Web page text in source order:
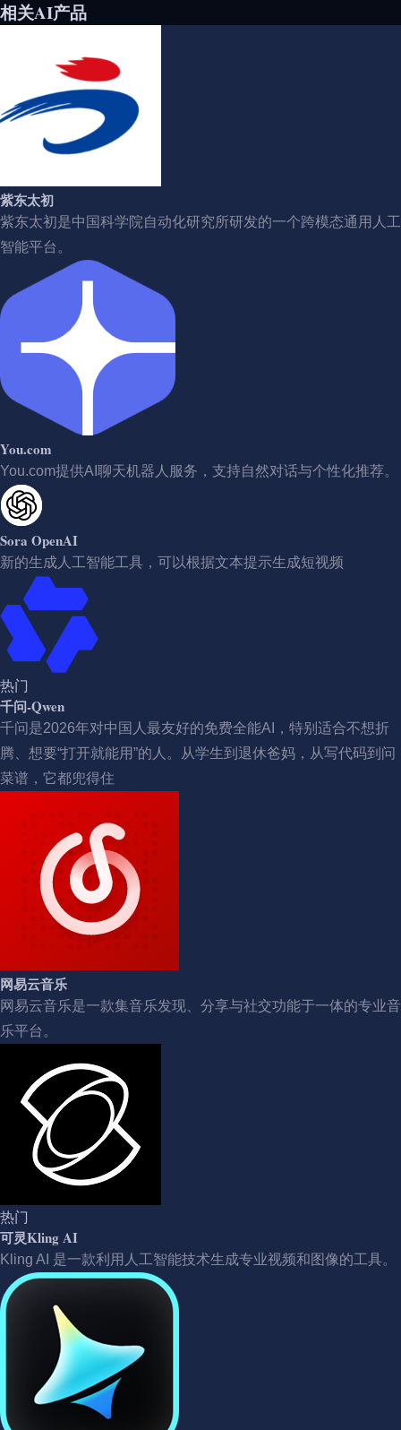
相关AI产品
紫东太初
紫东太初是中国科学院自动化研究所研发的一个跨模态通用人工
智能平台。
You.com
You.com提供AI聊天机器人服务，支持自然对话与个性化推荐。
Sora OpenAI
新的生成人工智能工具，可以根据文本提示生成短视频
热门
千问-Qwen
千问是2026年对中国人最友好的免费全能AI，特别适合不想折
腾、想要“打开就能用”的人。从学生到退休爸妈，从写代码到问
菜谱，它都兜得住
网易云音乐
网易云音乐是一款集音乐发现、分享与社交功能于一体的专业音
乐平台。
热门
可灵Kling AI
Kling AI 是一款利用人工智能技术生成专业视频和图像的工具。